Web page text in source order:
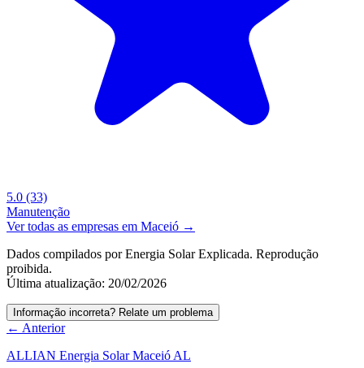
5.0 (33)
Manutenção
Ver todas as empresas em Maceió →
Dados compilados por Energia Solar Explicada. Reprodução
proibida.
Última atualização: 20/02/2026
Informação incorreta? Relate um problema
← Anterior
ALLIAN Energia Solar Maceió AL